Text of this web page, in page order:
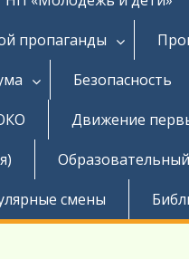
пропаганды
Безопасность
Движение
смены